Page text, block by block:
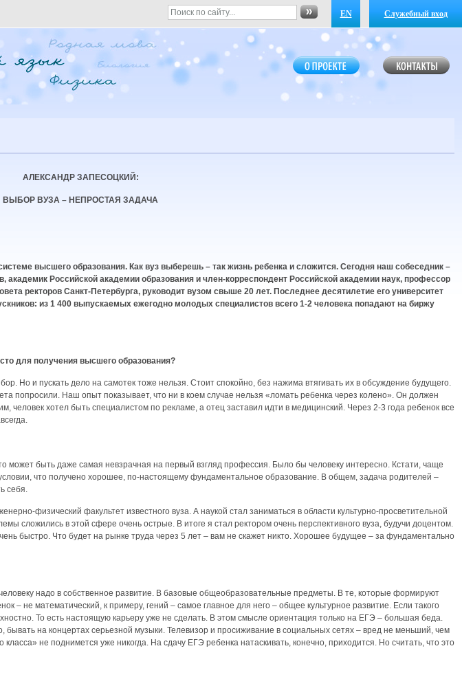
EN Служебный вход
АЛЕКСАНДР ЗАПЕСОЦКИЙ:
ВЫБОР ВУЗА – НЕПРОСТАЯ ЗАДАЧА
высшего образования. Как вуз выберешь – так жизнь ребенка и сложится. Сегодня наш собеседник –
академик Российской академии образования и член-корреспондент Российской академии наук, профессор
ректоров Санкт-Петербурга, руководит вузом свыше 20 лет. Последнее десятилетие его университет
из 1 400 выпускаемых ежегодно молодых специалистов всего 1-2 человека попадают на биржу
для получения высшего образования?
Но и пускать дело на самотек тоже нельзя. Стоит спокойно, без нажима втягивать их в обсуждение будущего.
попросили. Наш опыт показывает, что ни в коем случае нельзя «ломать ребенка через колено». Он должен
человек хотел быть специалистом по рекламе, а отец заставил идти в медицинский. Через 2-3 года ребенок все
может быть даже самая невзрачная на первый взгляд профессия. Было бы человеку интересно. Кстати, чаще
что получено хорошее, по-настоящему фундаментальное образование. В общем, задача родителей –
себя.
физический факультет известного вуза. А наукой стал заниматься в области культурно-просветительной
сложились в этой сфере очень острые. В итоге я стал ректором очень перспективного вуза, будучи доцентом.
быстро. Что будет на рынке труда через 5 лет – вам не скажет никто. Хорошее будущее – за фундаментально
надо в собственное развитие. В базовые общеобразовательные предметы. В те, которые формируют
– не математический, к примеру, гений – самое главное для него – общее культурное развитие. Если такого
То есть настоящую карьеру уже не сделать. В этом смысле ориентация только на ЕГЭ – большая беда.
бывать на концертах серьезной музыки. Телевизор и просиживание в социальных сетях – вред не меньший, чем
не поднимется уже никогда. На сдачу ЕГЭ ребенка натаскивать, конечно, приходится. Но считать, что это